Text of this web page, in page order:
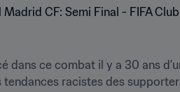
dans ce combat il y a 30 ans
tendances racistes des